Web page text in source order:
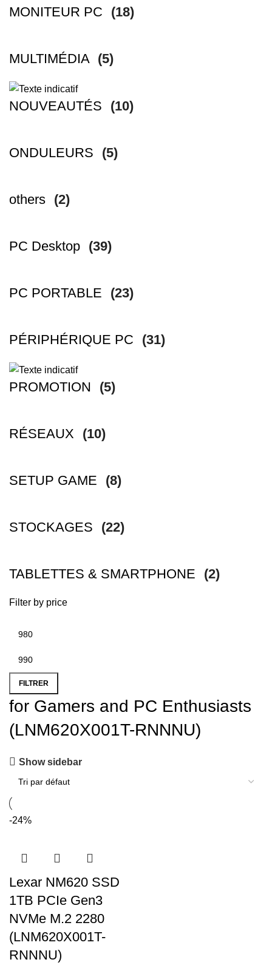
MONITEUR PC (18)
MULTIMÉDIA (5)
NOUVEAUTÉS (10)
ONDULEURS (5)
others (2)
PC Desktop (39)
PC PORTABLE (23)
PÉRIPHÉRIQUE PC (31)
PROMOTION (5)
RÉSEAUX (10)
SETUP GAME (8)
STOCKAGES (22)
TABLETTES & SMARTPHONE (2)
Filter by price
FILTRER
for Gamers and PC Enthusiasts
(LNM620X001T-RNNNU)
Show sidebar
-24%
Lexar NM620 SSD
1TB PCIe Gen3
NVMe M.2 2280
(LNM620X001T-
RNNNU)